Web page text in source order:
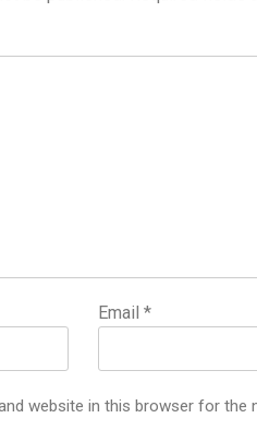
Email *
website in this browser for the